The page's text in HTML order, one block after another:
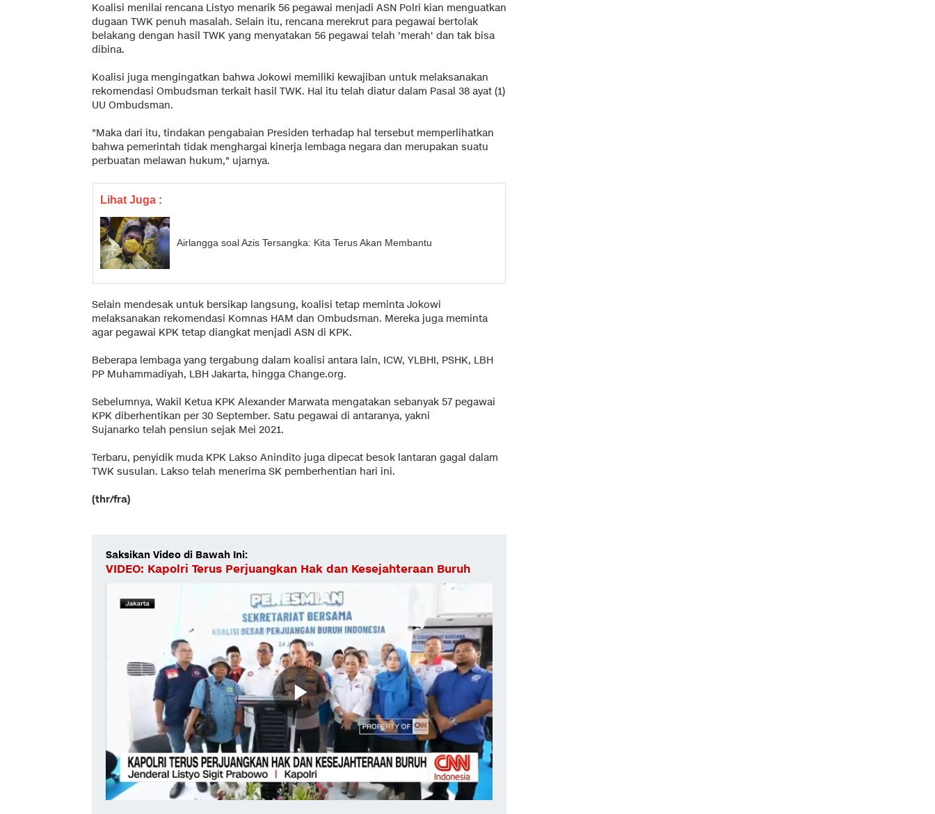
Koalisi menilai rencana Listyo menarik 56 pegawai menjadi ASN Polri kian menguatkan
dugaan TWK penuh masalah. Selain itu, rencana merekrut para pegawai bertolak
belakang dengan hasil TWK yang menyatakan 56 pegawai telah 'merah' dan tak bisa
dibina.
Koalisi juga mengingatkan bahwa Jokowi memiliki kewajiban untuk melaksanakan
rekomendasi Ombudsman terkait hasil TWK. Hal itu telah diatur dalam Pasal 38 ayat (1)
UU Ombudsman.
"Maka dari itu, tindakan pengabaian Presiden terhadap hal tersebut memperlihatkan
bahwa pemerintah tidak menghargai kinerja lembaga negara dan merupakan suatu
perbuatan melawan hukum," ujarnya.
Lihat Juga :
Airlangga soal Azis Tersangka: Kita Terus Akan Membantu
Selain mendesak untuk bersikap langsung, koalisi tetap meminta Jokowi
melaksanakan rekomendasi Komnas HAM dan Ombudsman. Mereka juga meminta
agar pegawai KPK tetap diangkat menjadi ASN di KPK.
Beberapa lembaga yang tergabung dalam koalisi antara lain, ICW, YLBHI, PSHK, LBH
PP Muhammadiyah, LBH Jakarta, hingga Change.org.
Sebelumnya, Wakil Ketua KPK Alexander Marwata mengatakan sebanyak 57 pegawai
KPK diberhentikan per 30 September. Satu pegawai di antaranya, yakni
Sujanarko telah pensiun sejak Mei 2021.
Terbaru, penyidik muda KPK Lakso Anindito juga dipecat besok lantaran gagal dalam
TWK susulan. Lakso telah menerima SK pemberhentian hari ini.
(thr/fra)
Saksikan Video di Bawah Ini:
VIDEO: Kapolri Terus Perjuangkan Hak dan Kesejahteraan Buruh